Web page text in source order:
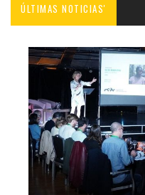
ÚLTIMAS NOTICIAS'